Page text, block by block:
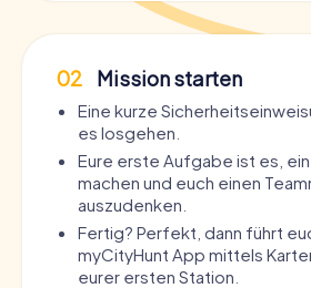
02 Mission starten
Eine kurze
es losgehen.
Eure erste Aufgabe ist es,
machen und euch einen
auszudenken.
Fertig? Perfekt, dann führt
myCityHunt App mittels
eurer ersten Station.